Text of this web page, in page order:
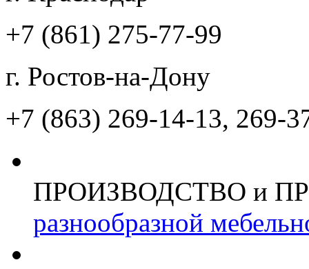
+7 (861) 275-77-99
г. Ростов-на-Дону
+7 (863) 269-14-13, 269-
ПРОИЗВОДСТВО и
разнообразной